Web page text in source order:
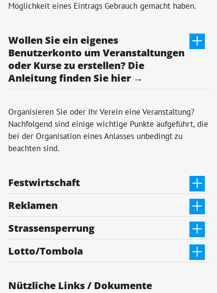
Möglichkeit eines Eintrags Gebrauch gemacht haben.
Wollen Sie ein eigenes
Benutzerkonto um Veranstaltungen
oder Kurse zu erstellen? Die
Anleitung finden Sie hier →
Organisieren Sie oder Ihr Verein eine Veranstaltung?
Nachfolgend sind einige wichtige Punkte aufgeführt, die
bei der Organisation eines Anlasses unbedingt zu
beachten sind.
Festwirtschaft
Reklamen
Strassensperrung
Lotto/Tombola
Nützliche Links / Dokumente